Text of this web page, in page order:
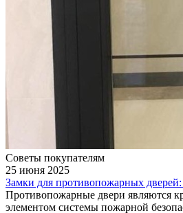
Советы покупателям
25 июня 2025
Замки для противопожарных дверей:
Противопожарные двери являются
элементом системы пожарной